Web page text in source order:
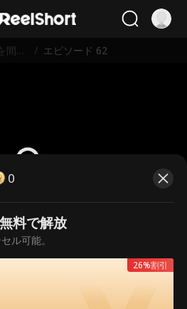
間違
/ エピソード 62
エピソードです。視
解放が必要です。
0
料で解放
ル可能。
26%割引